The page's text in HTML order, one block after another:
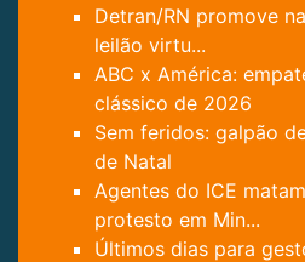
Detran/RN promove
leilão virtu...
ABC x América:
clássico de 2026
Sem feridos: galpão
de Natal
Agentes do ICE
protesto em Min...
Últimos dias para